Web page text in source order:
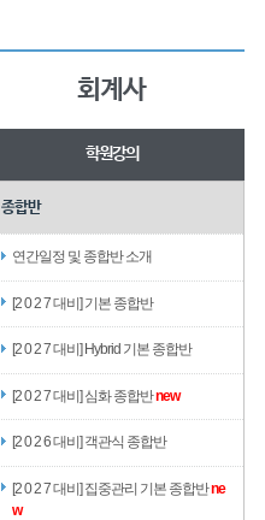
회계사
학원강의
종합반
연간일정 및 종합반 소개
[2 0 2 7 대비] 기본 종합반
[2 0 2 7 대비] Hybrid 기본 종합반
[2 0 2 7 대비] 심화 종합반new
[2 0 2 6 대비] 객관식 종합반
[2 0 2 7 대비] 집중관리 기본 종합반ne
w